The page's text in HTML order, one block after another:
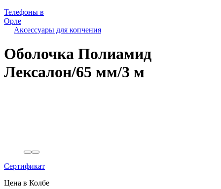
Телефоны в
Орле
Аксессуары для копчения
Оболочка Полиамид
Лексалон/65 мм/3 м
Сертификат
Цена в Колбе